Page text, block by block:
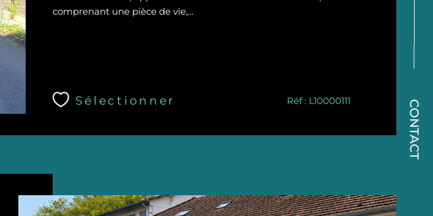
CONTACT
comprenant une pièce de vie,...
Sélectionner Réf : L10000111